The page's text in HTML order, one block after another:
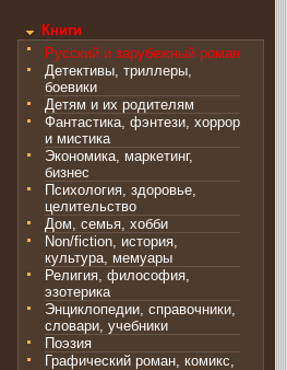
Книги
Русский и зарубежный роман
Детективы, триллеры,
боевики
Детям и их родителям
Фантастика, фэнтези, хоррор
и мистика
Экономика, маркетинг,
бизнес
Психология, здоровье,
целительство
Дом, семья, хобби
Non/fiction, история,
культура, мемуары
Религия, философия,
эзотерика
Энциклопедии, справочники,
словари, учебники
Поэзия
Графический роман, комикс,